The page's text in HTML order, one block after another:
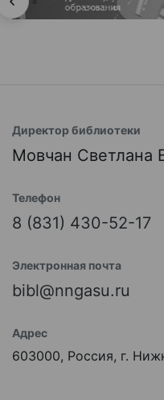
Директор библиотеки
Мовчан Светлана
Телефон
8 (831) 430-52-17
Электронная почта
bibl@nngasu.ru
Адрес
603000, Россия, г.